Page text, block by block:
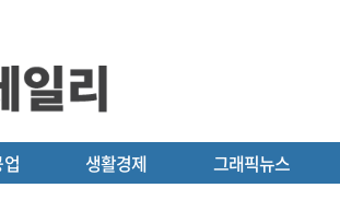
생활경제 그래픽뉴스